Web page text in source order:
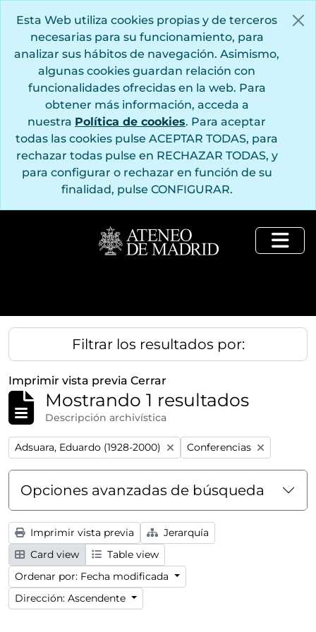
Esta Web utiliza cookies propias y de terceros
necesarias para su funcionamiento, para
analizar sus hábitos de navegación. Asimismo,
algunas cookies guardan relación con
funcionalidades ofrecidas en la web. Para
obtener más información, acceda a
nuestra Política de cookies. Para aceptar
todas las cookies pulse ACEPTAR TODAS, para
rechazar todas pulse en RECHAZAR TODAS, y
para configurar o rechazar en función de su
finalidad, pulse CONFIGURAR.
Filtrar los resultados por:
Imprimir vista previa Cerrar
Mostrando 1 resultados
Descripción archivística
Remove filter:
Adsuara, Eduardo (1928-2000) Remove filter:
Conferencias
Opciones avanzadas de búsqueda
Imprimir vista previa
Jerarquía
Card view
Table view
Ordenar por: Fecha modificada
Dirección: Ascendente